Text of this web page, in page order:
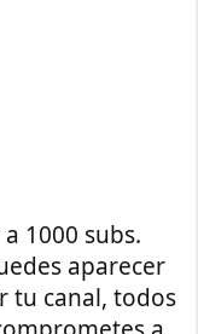
1000 subs.
aparecer
tu canal, todos